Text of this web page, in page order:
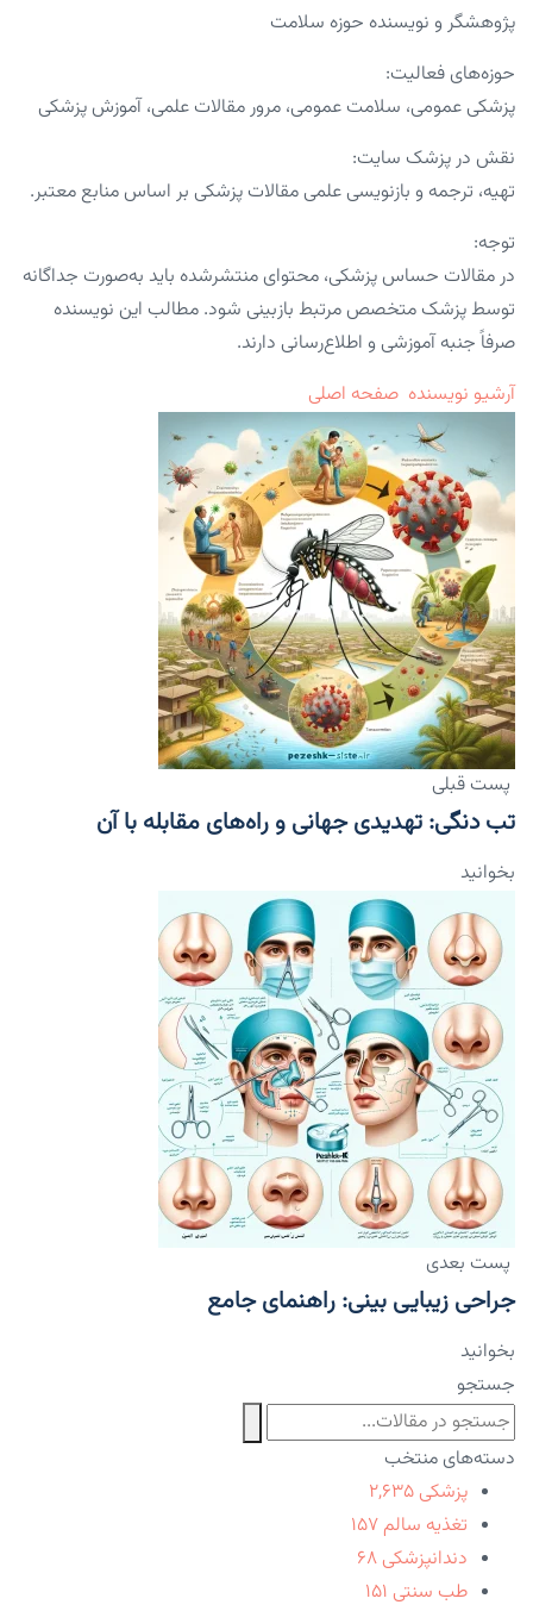
پژوهشگر و نویسنده حوزه سلامت
حوزه‌های فعالیت:
پزشکی عمومی، سلامت عمومی، مرور مقالات علمی، آموزش پزشکی
نقش در پزشک سایت:
تهیه، ترجمه و بازنویسی علمی مقالات پزشکی بر اساس منابع معتبر.
توجه:
در مقالات حساس پزشکی، محتوای منتشرشده باید به‌صورت جداگانه
توسط پزشک متخصص مرتبط بازبینی شود. مطالب این نویسنده
صرفاً جنبه آموزشی و اطلاع‌رسانی دارند.
آرشیو نویسنده صفحه اصلی
پست قبلی
تب دنگی: تهدیدی جهانی و راه‌های مقابله با آن
بخوانید
پست بعدی
جراحی زیبایی بینی: راهنمای جامع
بخوانید
جستجو
دسته‌های منتخب
پزشکی ۲,۶۳۵
تغذیه سالم ۱۵۷
دندانپزشکی ۶۸
طب سنتی ۱۵۱